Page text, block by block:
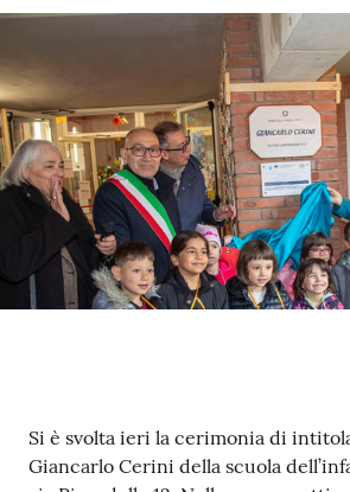
Argomenti
PNRR
Servizi
on-
line
Seguici
Contenuto
Si è svolta ieri la cerimonia di
Giancarlo Cerini della scuola